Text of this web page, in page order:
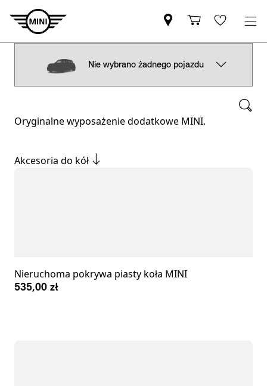
Nie wybrano żadnego pojazdu
Oryginalne wyposażenie dodatkowe MINI.
Akcesoria do kół
Nieruchoma pokrywa piasty koła MINI
535,00 zł